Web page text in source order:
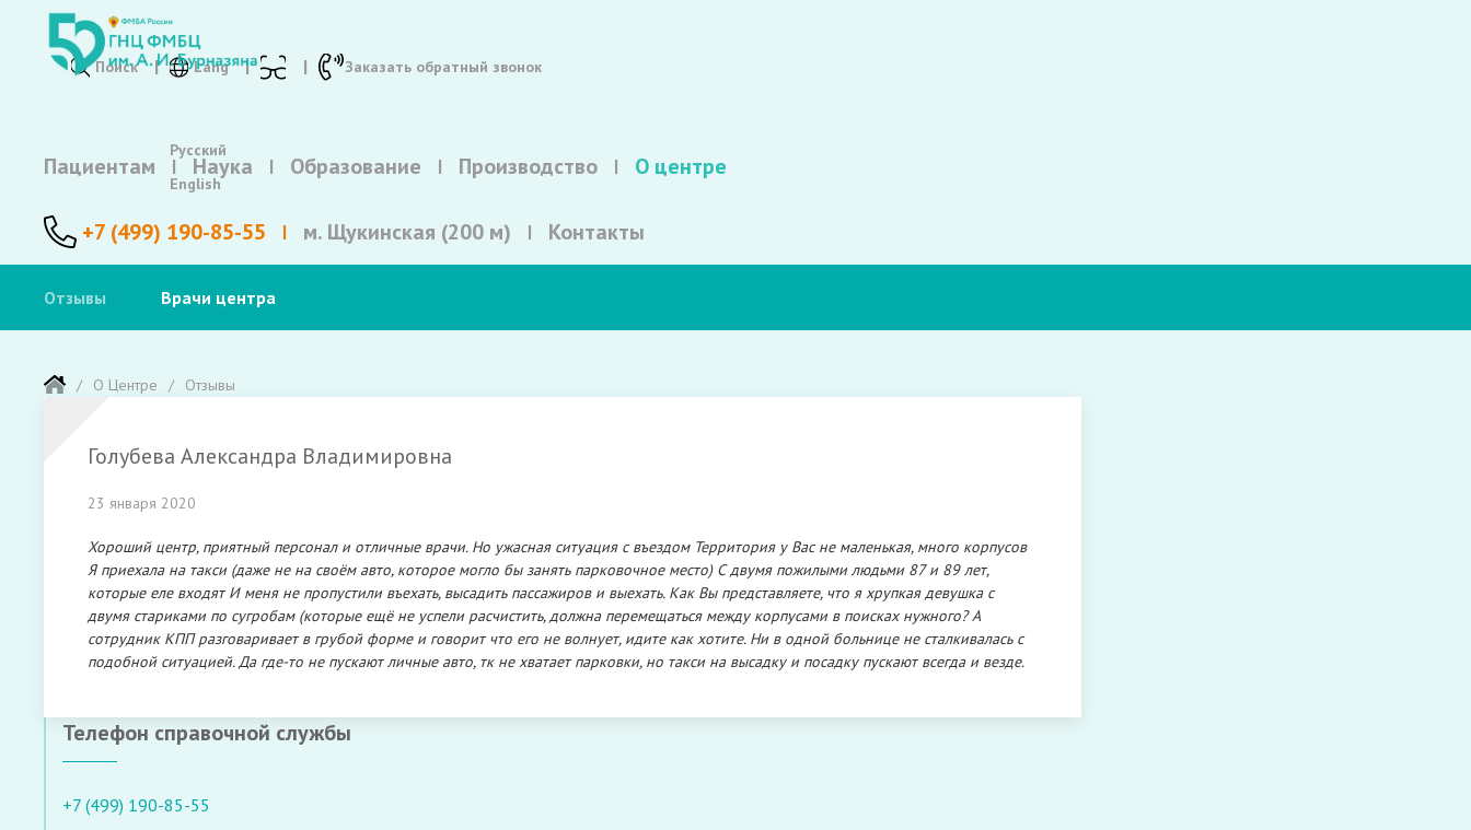
Поиск Lang
Русский
English
Заказать обратный звонок
Пациентам Наука Образование Производство О центре
+7 (499) 190-85-55 м. Щукинская (200 м) Контакты
Отзывы Врачи центра
О Центре Отзывы
Голубева Александра Владимировна
23 января 2020
Хороший центр, приятный персонал и отличные врачи. Но ужасная ситуация с въездом Территория у Вас не маленькая, много корпусов
Я приехала на такси (даже не на своём авто, которое могло бы занять парковочное место) С двумя пожилыми людьми 87 и 89 лет,
которые еле входят И меня не пропустили въехать, высадить пассажиров и выехать. Как Вы представляете, что я хрупкая девушка с
двумя стариками по сугробам (которые ещё не успели расчистить, должна перемещаться между корпусами в поисках нужного? А
сотрудник КПП разговаривает в грубой форме и говорит что его не волнует, идите как хотите. Ни в одной больнице не сталкивалась с
подобной ситуацией. Да где-то не пускают личные авто, тк не хватает парковки, но такси на высадку и посадку пускают всегда и везде.
Телефон справочной службы
+7 (499) 190-85-55